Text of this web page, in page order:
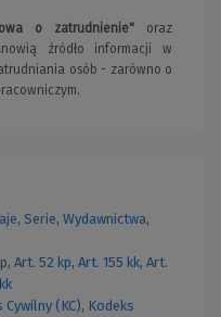
o zatrudnienie" oraz
źródło informacji w
osób - zarówno o
, Serie, Wydawnictwa,
, Art. 52 kp, Art. 155 kk, Art.
Cywilny (KC), Kodeks